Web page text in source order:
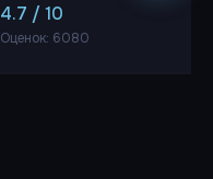
4.7 / 10
Оценок: 6080